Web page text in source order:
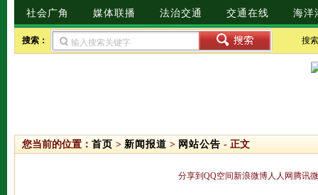
社会广角
媒体联播 法治交通 交通在线 海洋
搜索： 搜
您当前的位置： 首页 > 新闻报道 > 网站公告 - 正文
分享到 QQ空间新浪微博人人网 腾讯